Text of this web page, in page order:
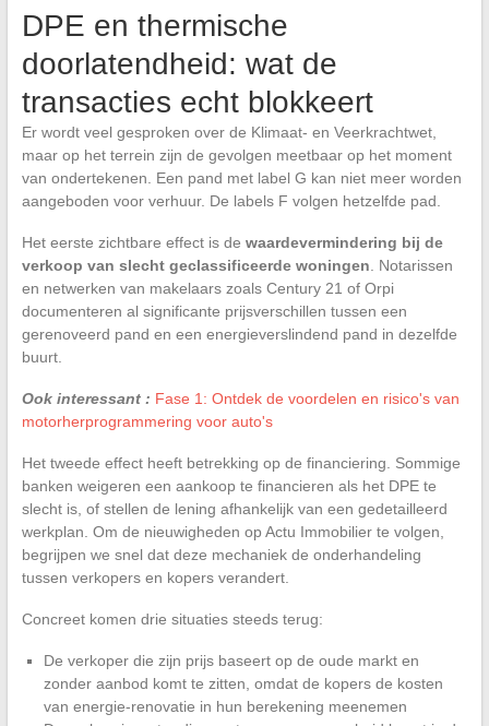
DPE en thermische
doorlatendheid: wat de
transacties echt blokkeert
Er wordt veel gesproken over de Klimaat- en Veerkrachtwet,
maar op het terrein zijn de gevolgen meetbaar op het moment
van ondertekenen. Een pand met label G kan niet meer worden
aangeboden voor verhuur. De labels F volgen hetzelfde pad.
Het eerste zichtbare effect is de waardevermindering bij de
verkoop van slecht geclassificeerde woningen . Notarissen
en netwerken van makelaars zoals Century 21 of Orpi
documenteren al significante prijsverschillen tussen een
gerenoveerd pand en een energieverslindend pand in dezelfde
buurt.
Ook interessant : Fase 1: Ontdek de voordelen en risico's van
motorherprogrammering voor auto's
Het tweede effect heeft betrekking op de financiering. Sommige
banken weigeren een aankoop te financieren als het DPE te
slecht is, of stellen de lening afhankelijk van een gedetailleerd
werkplan. Om de nieuwigheden op Actu Immobilier te volgen,
begrijpen we snel dat deze mechaniek de onderhandeling
tussen verkopers en kopers verandert.
Concreet komen drie situaties steeds terug:
De verkoper die zijn prijs baseert op de oude markt en
zonder aanbod komt te zitten, omdat de kopers de kosten
van energie-renovatie in hun berekening meenemen